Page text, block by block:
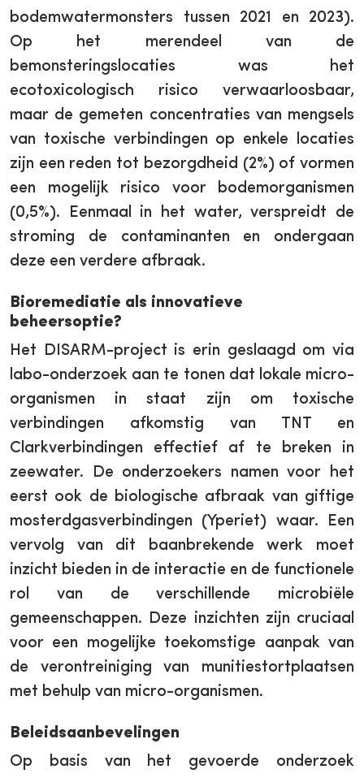
bodemwatermonsters tussen 2021 en 2023).
Op het merendeel van de
bemonsteringslocaties was het
ecotoxicologisch risico verwaarloosbaar,
maar de gemeten concentraties van mengsels
van toxische verbindingen op enkele locaties
zijn een reden tot bezorgdheid (2%) of vormen
een mogelijk risico voor bodemorganismen
(0,5%). Eenmaal in het water, verspreidt de
stroming de contaminanten en ondergaan
deze een verdere afbraak.
Bioremediatie als innovatieve
beheersoptie?
Het DISARM-project is erin geslaagd om via
labo-onderzoek aan te tonen dat lokale micro-
organismen in staat zijn om toxische
verbindingen afkomstig van TNT en
Clarkverbindingen effectief af te breken in
zeewater. De onderzoekers namen voor het
eerst ook de biologische afbraak van giftige
mosterdgasverbindingen (Yperiet) waar. Een
vervolg van dit baanbrekende werk moet
inzicht bieden in de interactie en de functionele
rol van de verschillende microbiële
gemeenschappen. Deze inzichten zijn cruciaal
voor een mogelijke toekomstige aanpak van
de verontreiniging van munitiestortplaatsen
met behulp van micro-organismen.
Beleidsaanbevelingen
Op basis van het gevoerde onderzoek